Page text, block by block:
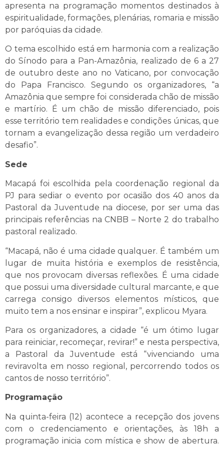
apresenta na programação momentos destinados à
espiritualidade, formações, plenárias, romaria e missão
por paróquias da cidade.
O tema escolhido está em harmonia com a realização
do Sínodo para a Pan-Amazônia, realizado de 6 a 27
de outubro deste ano no Vaticano, por convocação
do Papa Francisco. Segundo os organizadores, “a
Amazônia que sempre foi considerada chão de missão
e martírio. É um chão de missão diferenciado, pois
esse território tem realidades e condições únicas, que
tornam a evangelização dessa região um verdadeiro
desafio”.
Sede
Macapá foi escolhida pela coordenação regional da
PJ para sediar o evento por ocasião dos 40 anos da
Pastoral da Juventude na diocese, por ser uma das
principais referências na CNBB – Norte 2 do trabalho
pastoral realizado.
“Macapá, não é uma cidade qualquer. É também um
lugar de muita história e exemplos de resistência,
que nos provocam diversas reflexões. É uma cidade
que possui uma diversidade cultural marcante, e que
carrega consigo diversos elementos místicos, que
muito tem a nos ensinar e inspirar”, explicou Myara.
Para os organizadores, a cidade “é um ótimo lugar
para reiniciar, recomeçar, revirar!” e nesta perspectiva,
a Pastoral da Juventude está “vivenciando uma
reviravolta em nosso regional, percorrendo todos os
cantos de nosso território”.
Programação
Na quinta-feira (12) acontece a recepção dos jovens
com o credenciamento e orientações, às 18h a
programação inicia com mística e show de abertura.